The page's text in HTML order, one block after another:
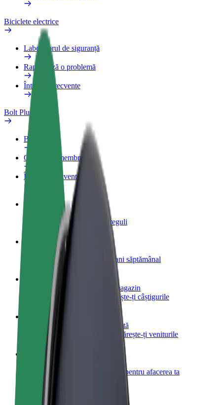
Biciclete electrice
Laboratorul de siguranță
Raportează o problemă
Întrebări frecvente
Bolt Plus
Beneficii
Cum devii membru
Întrebări frecvente
Devino șofer
Câștigă bani după propriile reguli
Devino curier
Livrează mâncare și câștigă bani săptămânal
Adaugă un restaurant sau un magazin
Obține mai mulți clienți și mărește-ți câștigurile
Înscrie-te ca administrator de flotă
Înregistrează-ți flota la Bolt și mărește-ți veniturile
Bolt for Business
Produse și servicii Bolt adaptate pentru afacerea ta